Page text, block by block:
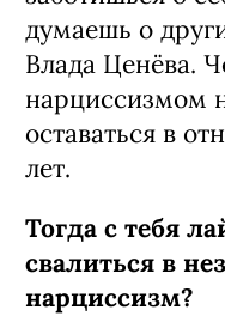
думаешь о
Влада Ценёва.
нарциссизмом
оставаться в
лет.
Тогда с тебя
свалиться в
нарциссизм?